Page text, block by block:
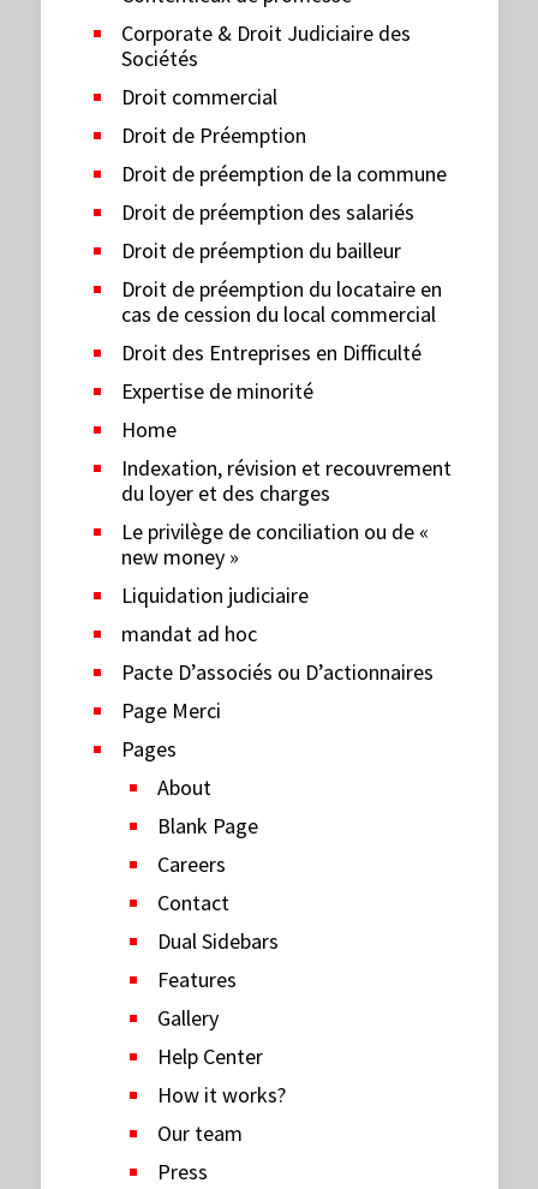
Corporate & Droit Judiciaire des
Sociétés
Droit commercial
Droit de Préemption
Droit de préemption de la commune
Droit de préemption des salariés
Droit de préemption du bailleur
Droit de préemption du locataire en
cas de cession du local commercial
Droit des Entreprises en Difficulté
Expertise de minorité
Home
Indexation, révision et recouvrement
du loyer et des charges
Le privilège de conciliation ou de «
new money »
Liquidation judiciaire
mandat ad hoc
Pacte D’associés ou D’actionnaires
Page Merci
Pages
About
Blank Page
Careers
Contact
Dual Sidebars
Features
Gallery
Help Center
How it works?
Our team
Press